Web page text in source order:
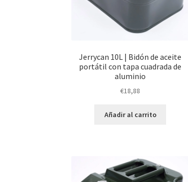
Jerrycan 10L | Bidón de aceite
portátil con tapa cuadrada de
aluminio
€18,88
Añadir al carrito